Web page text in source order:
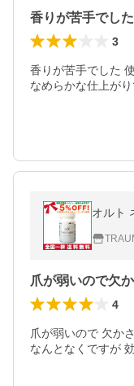
3
香りが苦手でした
なめらかな仕上がり
オルト
4
爪が弱いので 欠か
なんとなくですが